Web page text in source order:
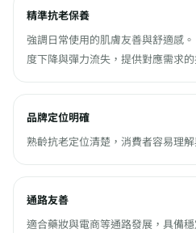
精準抗老保養
強調日常使用的肌膚友善與舒適感
度下降與彈力流失，提供對應需求
品牌定位明確
熟齡抗老定位清楚，消費者容易理
通路友善
適合藥妝與電商等通路發展，具備